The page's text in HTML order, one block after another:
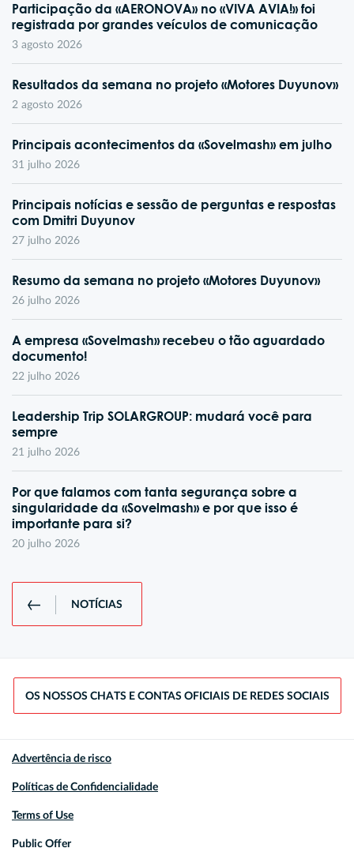
Participação da «AERONOVA» no «VIVA AVIA!» foi
registrada por grandes veículos de comunicação
3 agosto 2026
Resultados da semana no projeto «Motores Duyunov»
2 agosto 2026
Principais acontecimentos da «Sovelmash» em julho
31 julho 2026
Principais notícias e sessão de perguntas e respostas
com Dmitri Duyunov
27 julho 2026
Resumo da semana no projeto «Motores Duyunov»
26 julho 2026
A empresa «Sovelmash» recebeu o tão aguardado
documento!
22 julho 2026
Leadership Trip SOLARGROUP: mudará você para
sempre
21 julho 2026
Por que falamos com tanta segurança sobre a
singularidade da «Sovelmash» e por que isso é
importante para si?
20 julho 2026
NOTÍCIAS
OS NOSSOS CHATS E CONTAS OFICIAIS DE REDES SOCIAIS
Advertência de risco
Políticas de Confidencialidade
Terms of Use
Public Offer